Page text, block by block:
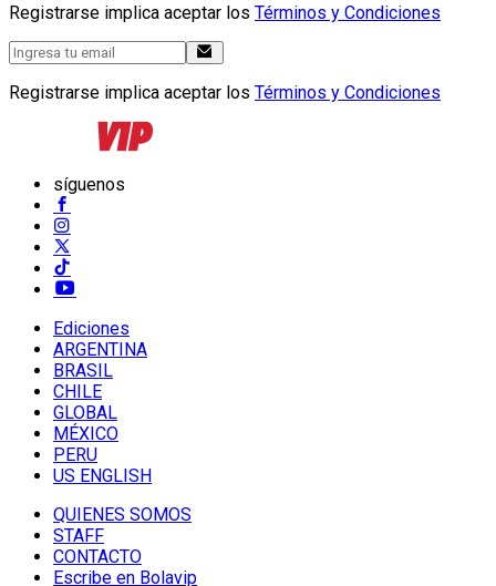
Registrarse implica aceptar los Términos y Condiciones
Registrarse implica aceptar los Términos y Condiciones
síguenos
Ediciones
ARGENTINA
BRASIL
CHILE
GLOBAL
MÉXICO
PERU
US ENGLISH
QUIENES SOMOS
STAFF
CONTACTO
Escribe en Bolavip